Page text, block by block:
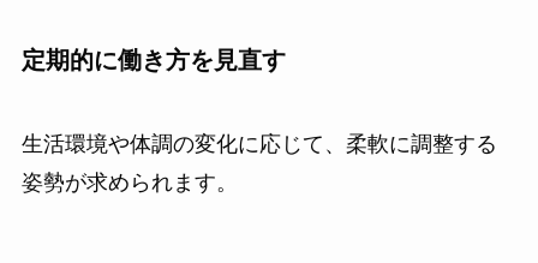
定期的に働き方を見直す
生活環境や体調の変化に応じて、柔軟に調整する
姿勢が求められます。